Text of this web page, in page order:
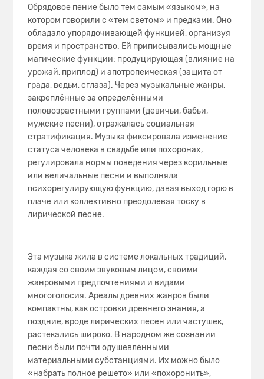
Обрядовое пение было тем самым «языком», на
котором говорили с «тем светом» и предками. Оно
обладало упорядочивающей функцией, организуя
время и пространство. Ей приписывались мощные
магические функции: продуцирующая (влияние на
урожай, приплод) и апотропеическая (защита от
града, ведьм, сглаза). Через музыкальные жанры,
закреплённые за определёнными
половозрастными группами (девичьи, бабьи,
мужские песни), отражалась социальная
стратификация. Музыка фиксировала изменение
статуса человека в свадьбе или похоронах,
регулировала нормы поведения через корильные
или величальные песни и выполняла
психорегулирующую функцию, давая выход горю в
плаче или коллективно преодолевая тоску в
лирической песне.
Эта музыка жила в системе локальных традиций,
каждая со своим звуковым лицом, своими
жанровыми предпочтениями и видами
многоголосия. Ареалы древних жанров были
компактны, как островки древнего знания, а
поздние, вроде лирических песен или частушек,
растекались широко. В народном же сознании
песни были почти одушевлёнными
материальными субстанциями. Их можно было
«набрать полное решето» или «похоронить»,